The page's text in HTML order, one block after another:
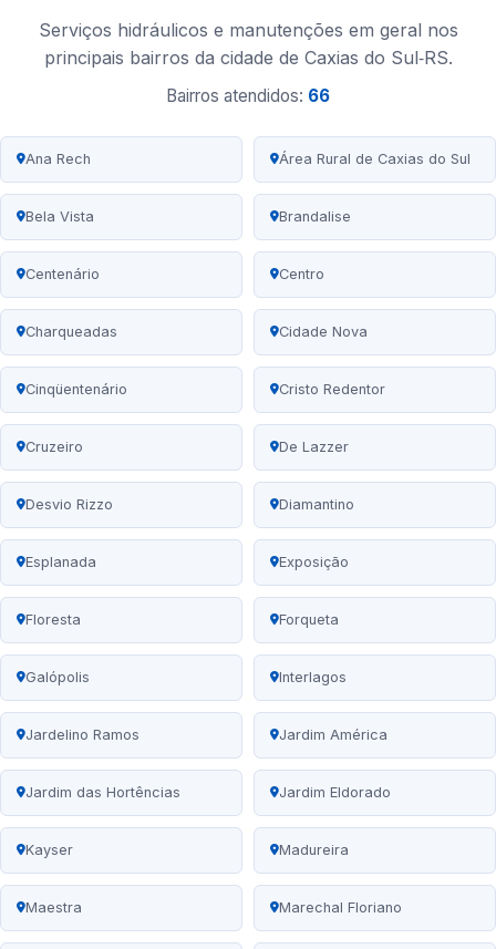
Serviços hidráulicos e manutenções em geral nos
principais bairros da cidade de Caxias do Sul‑RS.
Bairros atendidos: 66
Ana Rech Área Rural de Caxias do Sul
Bela Vista Brandalise
Centenário Centro
Charqueadas Cidade Nova
Cinqüentenário Cristo Redentor
Cruzeiro De Lazzer
Desvio Rizzo Diamantino
Esplanada Exposição
Floresta Forqueta
Galópolis Interlagos
Jardelino Ramos Jardim América
Jardim das Hortências Jardim Eldorado
Kayser Madureira
Maestra Marechal Floriano